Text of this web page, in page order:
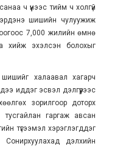
ч үүнээс тийм ч холгүй
шишийн чулуужиж
7,000 жилийн өмнө
хийж эхэлсэн болохыг
халаавал хагарч
иддэг эсвэл дэлгүүрээс
зорилгоор доторх
гаргаж авсан
түгээмэл хэрэглэгддэг
дэлхийн